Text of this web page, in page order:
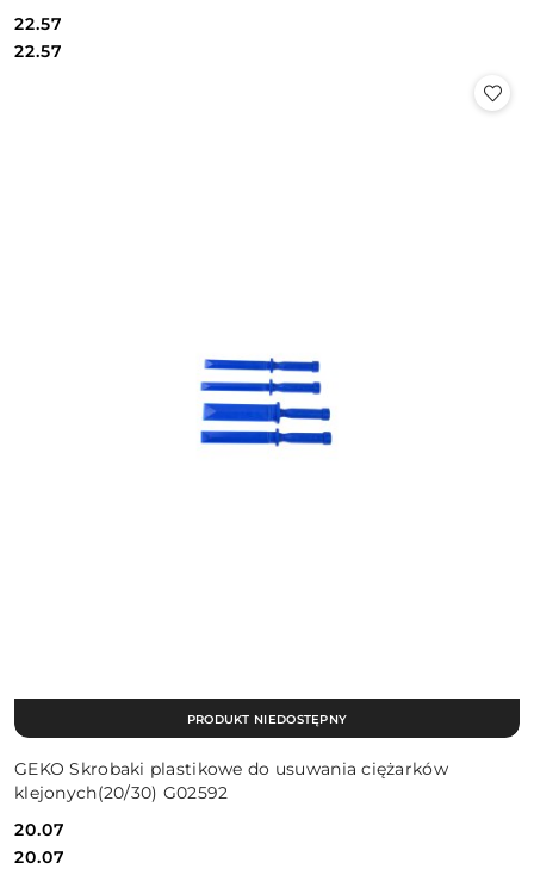
Cena:
22.57
Cena:
22.57
GEKO Skrobaki plastikowe do usuwania ciężarków
klejonych(20/30) G02592
Cena:
20.07
Cena:
20.07
PRODUKT NIEDOSTĘPNY